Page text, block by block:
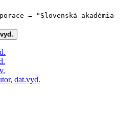
= "Slovenská akadémia
dat.vyd.